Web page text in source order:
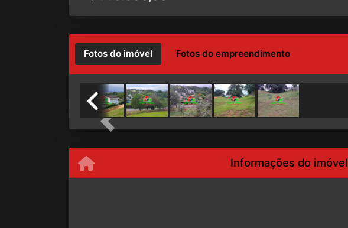
Fotos do imóvel Fotos do empreendimento
Previous
Informações do imóvel